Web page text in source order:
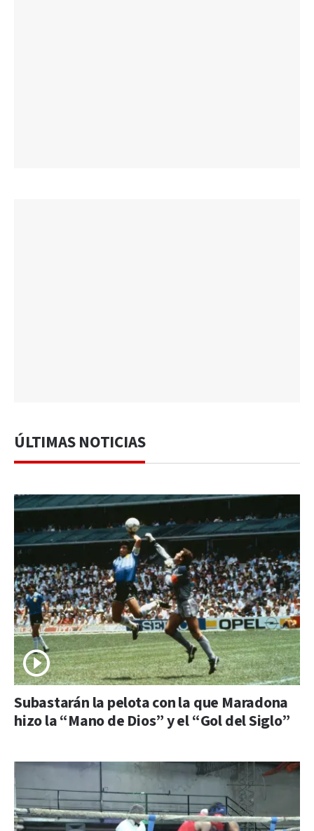
ÚLTIMAS NOTICIAS
Subastarán la pelota con la que Maradona
hizo la “Mano de Dios” y el “Gol del Siglo”